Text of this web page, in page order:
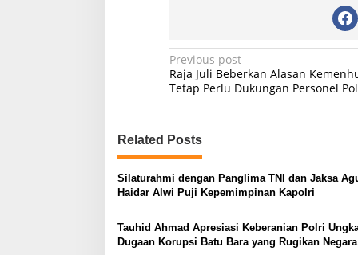
P
o
t
n
a
v
i
g
Previous post
Raja Juli Beberkan Alasan
Tetap Perlu Dukungan Personel
Related Posts
Silaturahmi dengan Panglima TNI dan Jaksa
Haidar Alwi Puji Kepemimpinan Kapolri
Tauhid Ahmad Apresiasi Keberanian Polri
Dugaan Korupsi Batu Bara yang Rugikan Negara